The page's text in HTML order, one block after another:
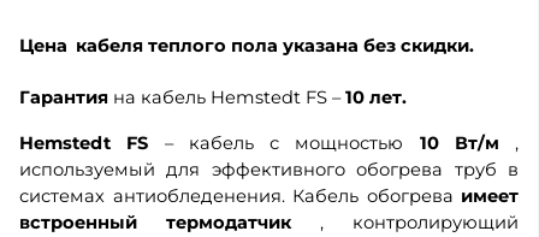
Цена кабеля теплого пола указана без скидки.
Гарантия на кабель Hemstedt FS – 10 лет.
Hemstedt FS – кабель с мощностью 10 Вт/м
,
используемый для эффективного обогрева труб в
системах антиобледенения. Кабель обогрева имеет
встроенный термодатчик
, контролирующий